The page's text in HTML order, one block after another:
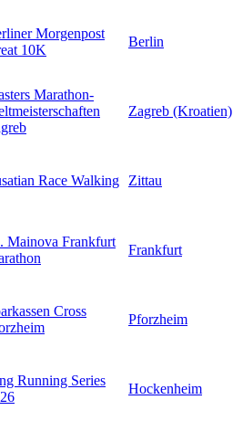
Morgenpost
10K
Berlin
Marathon-
Zagreb (Kroatien)
Race Walking Zittau
Mainova Frankfurt
Frankfurt
Cross
Pforzheim
Running Series
Hockenheim